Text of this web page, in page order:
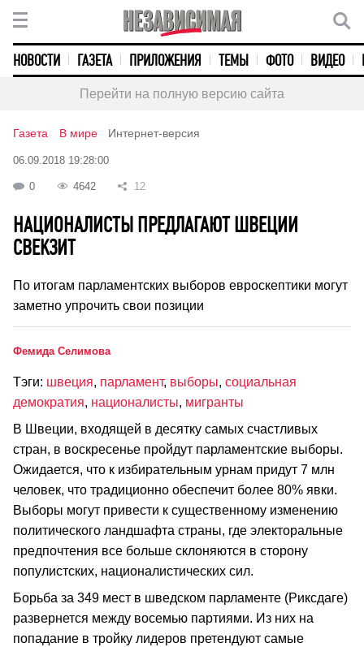
НОВОСТИ ГАЗЕТА ПРИЛОЖЕНИЯ ТЕМЫ ФОТО ВИДЕО
Перейти на полную версию сайта
Газета В мире Интернет-версия
06.09.2018 19:28:00
0 4642 12
НАЦИОНАЛИСТЫ ПРЕДЛАГАЮТ ШВЕЦИИ
СВЕКЗИТ
По итогам парламентских выборов евроскептики могут
заметно упрочить свои позиции
Фемида Селимова
Тэги: швеция, парламент, выборы, социальная
демократия, националисты, мигранты
В Швеции, входящей в десятку самых счастливых
стран, в воскресенье пройдут парламентские выборы.
Ожидается, что к избирательным урнам придут 7 млн
человек, что традиционно обеспечит более 80% явки.
Выборы могут привести к существенному изменению
политического ландшафта страны, где электоральные
предпочтения все больше склоняются в сторону
популистских, националистических сил.
Борьба за 349 мест в шведском парламенте (Риксдаге)
развернется между восемью партиями. Из них на
попадание в тройку лидеров претендуют самые